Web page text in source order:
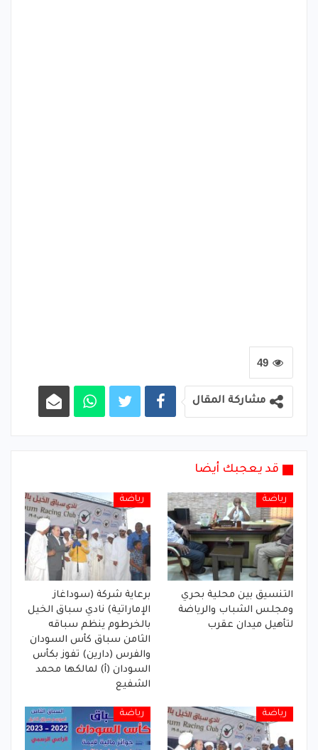
49
مشاركة المقال
قد يعجبك أيضا
رياضة
التنسيق بين محلية بحري
ومجلس الشباب والرياضة
لتأهيل ميدان عقرب
رياضة
برعاية شركة (سوداغاز
الإماراتية) نادي سباق الخيل
بالخرطوم ينظم سباقه
الثامن سباق كأس السودان
والفرس (دارين) تفوز بكأس
السودان (أ) لمالكها محمد
الشفيع
رياضة رياضة